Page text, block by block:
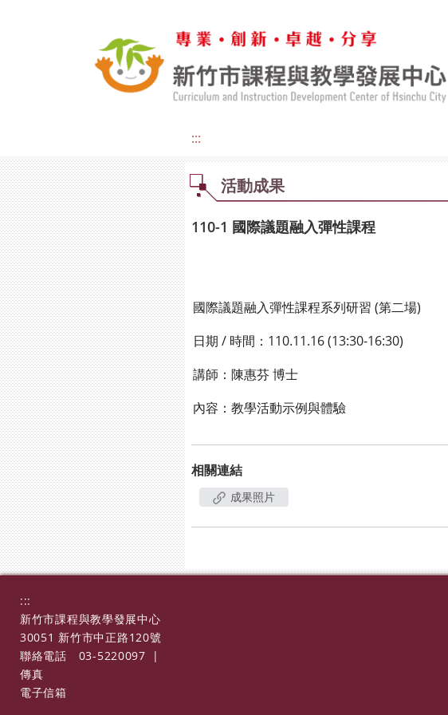
:::
活動成果
110-1 國際議題融入彈性課程
國際議題融入彈性課程系列研習 (第二場)
日期 / 時間：110.11.16 (13:30-16:30)
講師：陳惠芬 博士
內容：教學活動示例與體驗
相關連結
成果照片
:::
新竹市課程與教學發展中心
30051 新竹市中正路120號
聯絡電話
03-5220097
|
傳真
電子信箱